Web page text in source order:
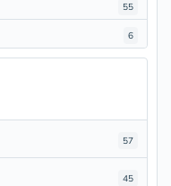
55
6
57
45